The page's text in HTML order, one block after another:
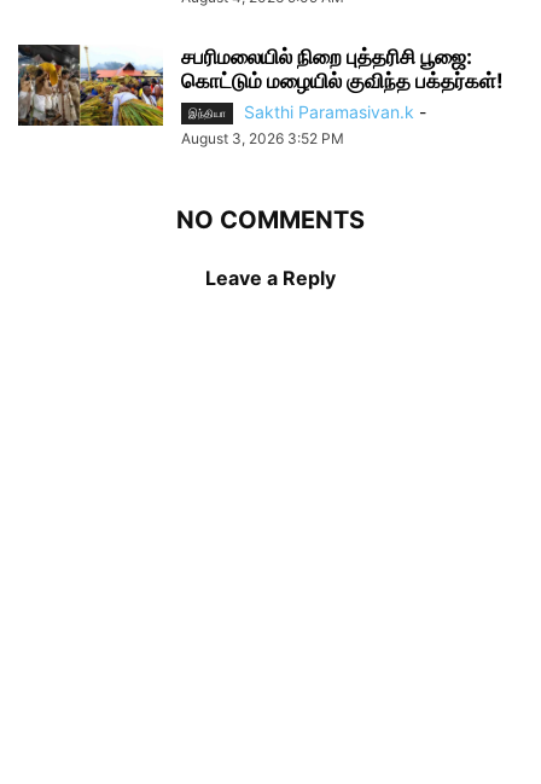
சபரிமலையில் நிறை புத்தரிசி பூஜை:
கொட்டும் மழையில் குவிந்த பக்தர்கள்!
இந்தியா Sakthi Paramasivan.k -
August 3, 2026 3:52 PM
NO COMMENTS
Leave a Reply